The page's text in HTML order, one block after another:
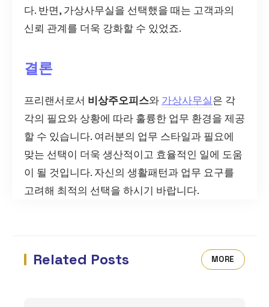
다. 반면, 가상사무실을 선택했을 때는 고객과의
신뢰 관계를 더욱 강화할 수 있었죠.
결론
프리랜서로서 비상주오피스와 가상사무실은 각
각의 필요와 상황에 따라 훌륭한 업무 환경을 제공
할 수 있습니다. 여러분의 업무 스타일과 필요에
맞는 선택이 더욱 생산적이고 효율적인 일에 도움
이 될 것입니다. 자신의 생활패턴과 업무 요구를
고려해 최적의 선택을 하시기 바랍니다.
Related Posts MORE